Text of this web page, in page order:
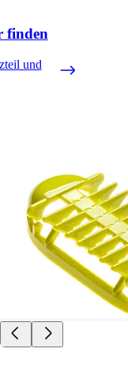
finden
und